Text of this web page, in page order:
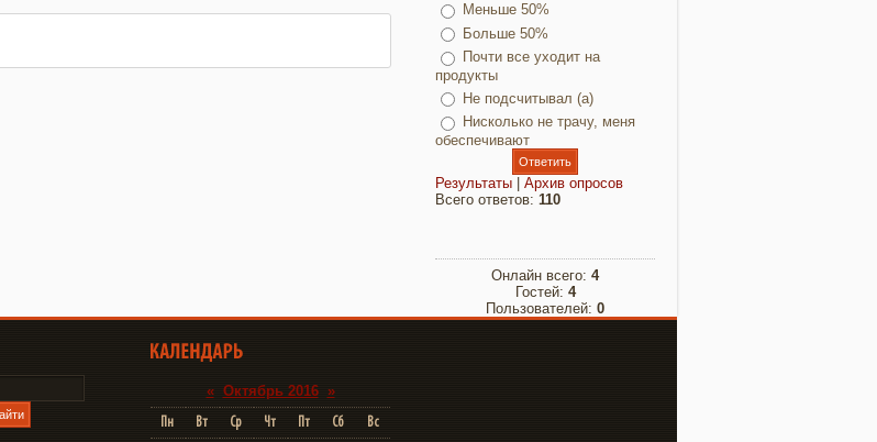
Меньше 50%
Больше 50%
Почти все уходит на
продукты
Не подсчитывал (а)
Нисколько не трачу, меня
обеспечивают
Результаты
Архив опросов
Всего ответов: 110
Онлайн всего: 4
Гостей: 4
Пользователей: 0
« Октябрь 2016
»
Пн
Вт Ср Чт Пт Сб Вс